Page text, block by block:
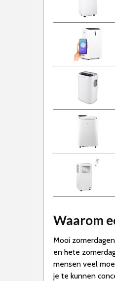
Waarom
Mooi
en hete
mensen veel
je te kunnen